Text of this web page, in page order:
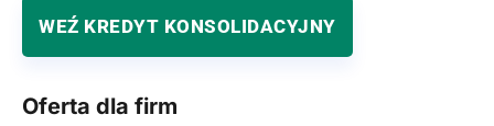
WEŹ KREDYT KONSOLIDACYJNY
Oferta dla firm